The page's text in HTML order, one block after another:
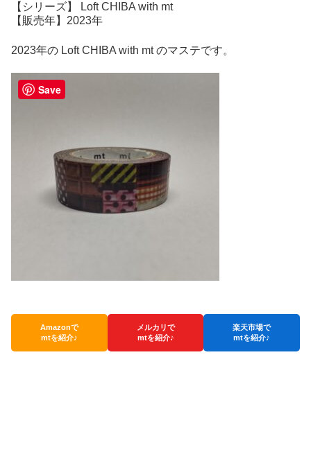
【シリーズ】 Loft CHIBA with mt
【販売年】2023年
2023年の Loft CHIBA with mt のマステです。
Amazonで
mtを紹介♪
メルカリで
mtを紹介♪
楽天市場で
mtを紹介♪
Save